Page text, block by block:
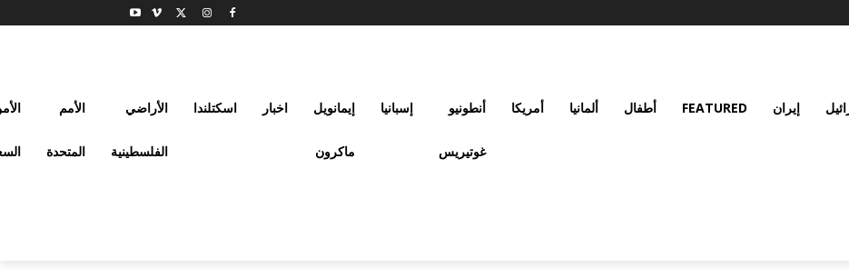
إيران FEATURED أطفال ألمانيا أمريكا أنطونيو
غوتيريس
إسبانيا إيمانويل
ماكرون
اخبار اسكتلندا الأراضي
الفلسطينية
الأمم
المتحدة